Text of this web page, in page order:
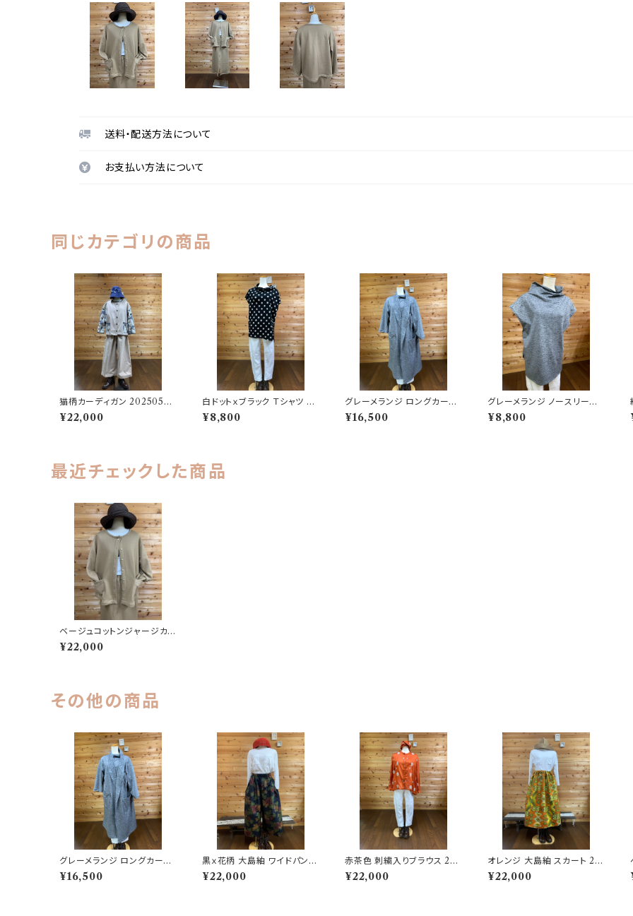
送料・配送方法について
お支払い方法について
同じカテゴリの商品
猫柄カーディガン 20250525
1646
¥22,000
白ドットｘブラック Ｔシャツ 20
2506251701
¥8,800
グレーメランジ ロングカーデ
ィガン 202506251707
¥16,500
グレーメランジ ノースリーブT
シャツ 202506251704
¥8,800
最近チェックした商品
ベージュコットンジャージカ
ーディガン 202505241013
¥22,000
その他の商品
グレーメランジ ロングカーデ
ィガン 202506251707
¥16,500
黒ｘ花柄 大島紬 ワイドパンツ
202504111106
¥22,000
赤茶色 刺繍入りブラウス 202
506251728
¥22,000
オレンジ 大島紬 スカート 20
2504081334
¥22,000